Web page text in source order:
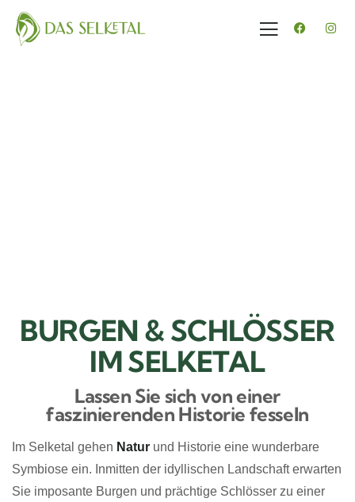
BURGEN & SCHLÖSSER
IM SELKETAL
Lassen Sie sich von einer
faszinierenden Historie fesseln
Im Selketal gehen Natur und Historie eine wunderbare
Symbiose ein. Inmitten der idyllischen Landschaft erwarten
Sie imposante Burgen und prächtige Schlösser zu einer